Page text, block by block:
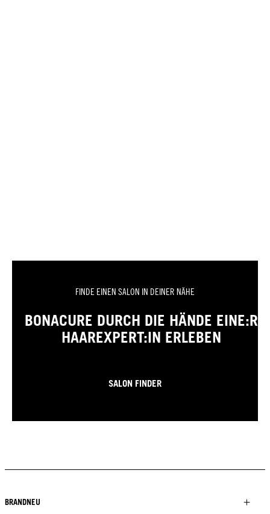
FINDE EINEN SALON IN DEINER NÄHE
BONACURE DURCH DIE HÄNDE EINE:R
HAAREXPERT:IN ERLEBEN
SALON FINDER
BRANDNEU